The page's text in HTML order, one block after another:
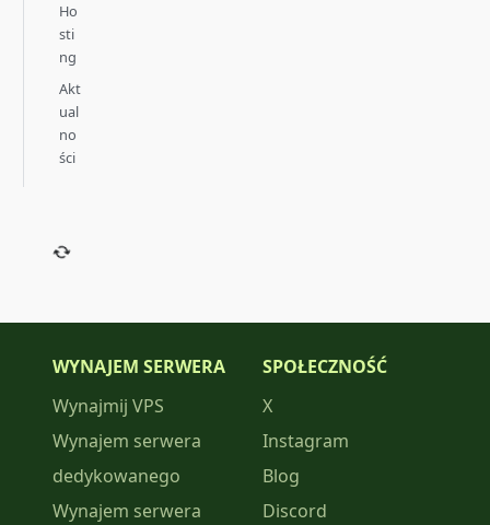
Ho
sti
ng
Akt
ual
no
ści
WYNAJEM SERWERA
Wynajmij VPS
Wynajem serwera
dedykowanego
Wynajem serwera
SPOŁECZNOŚĆ
X
Instagram
Blog
Discord